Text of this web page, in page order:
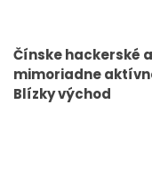
Čínske hackerské
mimoriadne
Blízky východ